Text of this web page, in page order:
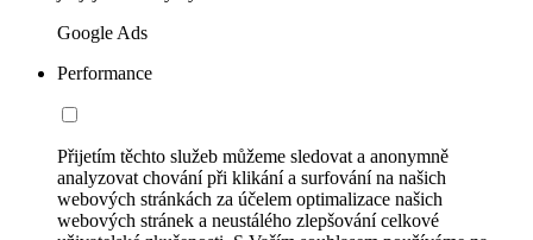
Google Ads
Performance
Přijetím těchto služeb můžeme sledovat a anonymně
analyzovat chování při klikání a surfování na našich
webových stránkách za účelem optimalizace našich
webových stránek a neustálého zlepšování celkové